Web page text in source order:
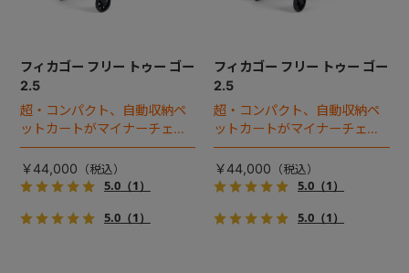
フィカゴー フリー トゥー ゴー
2.5
超・コンパクト、自動収納ペ
ットカートがマイナーチェン
ジ！
￥44,000
5.0（1）
5.0（1）
フィカゴー フリー トゥー ゴー
2.5
超・コンパクト、自動収納ペ
ットカートがマイナーチェン
ジ！
￥44,000
5.0（1）
5.0（1）